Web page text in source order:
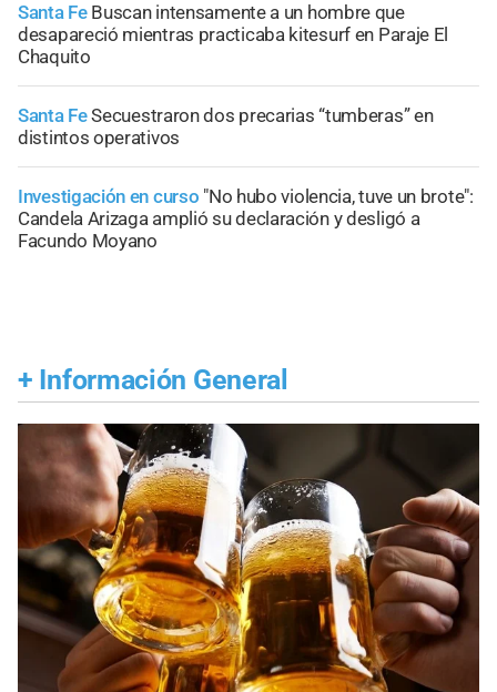
Santa Fe Buscan intensamente a un hombre que
desapareció mientras practicaba kitesurf en Paraje El
Chaquito
Santa FeSecuestraron dos precarias “tumberas” en
distintos operativos
Investigación en curso "No hubo violencia, tuve un brote":
Candela Arizaga amplió su declaración y desligó a
Facundo Moyano
+ Información General